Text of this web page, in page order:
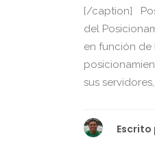
[/caption]
del
en función de
sus
Escrito